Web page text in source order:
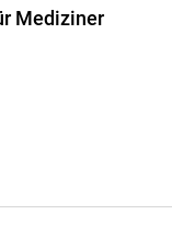
Mediziner